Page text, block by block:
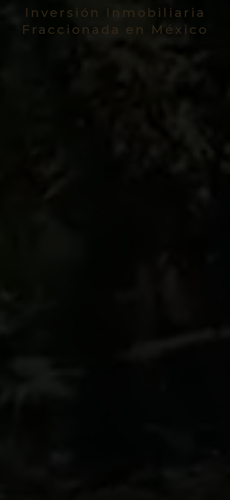
Inversión Inmobiliaria
Fraccionada en México